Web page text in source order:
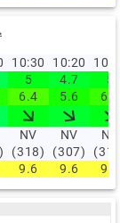
10:30 10:20
5 4.7
5
6.4 5.6 6.1
NV
(318)
NV
(307)
NV
9.6 9.6 9.7